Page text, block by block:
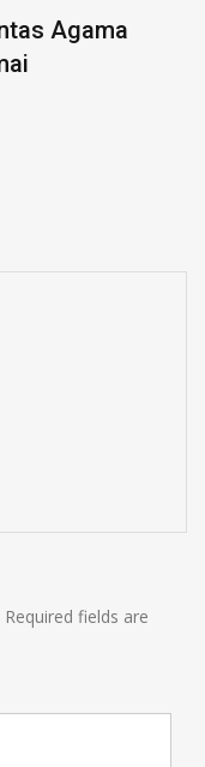
Required fields are